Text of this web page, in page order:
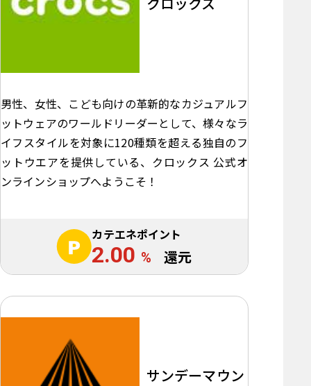
男性、女性、こども向けの革新的なカジュアルフ
ットウェアのワールドリーダーとして、様々なラ
イフスタイルを対象に120種類を超える独自のフ
ットウエアを提供している、クロックス 公式オ
ンラインショップへようこそ！
カテエネポイント
2.00 % 還元
サンデーマウン